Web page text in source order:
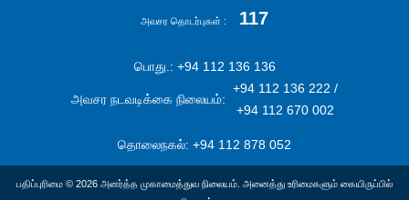
அவசர தொடர்புகள் 117
பொது.: +94 112 136 136
அவசர நடவடிக்கை நிலையம்:
+94 112 136 222 /
+94 112 670 002
தொலைநகல்: +94 112 878 052
பதிப்புரிமை © 2026 அனர்த்த முகாமைத்துவ நிலையம். அனைத்து உரிமைகளும் கையிருப்பில்